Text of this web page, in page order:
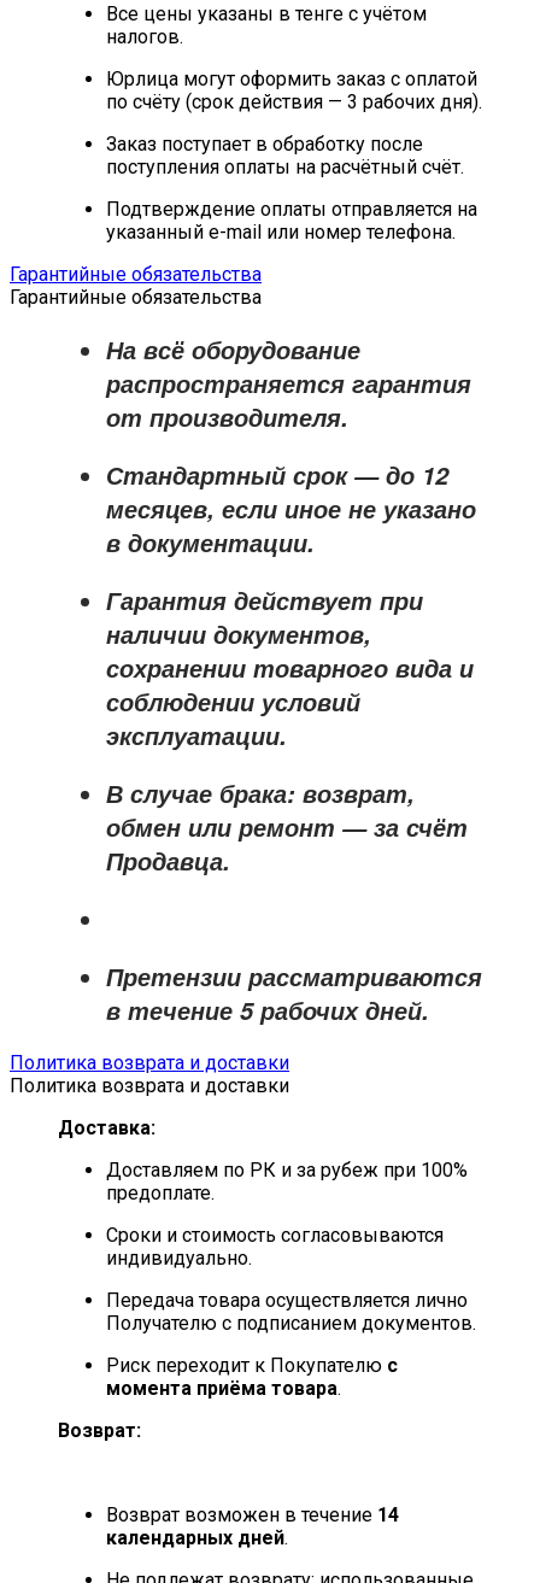
Все цены указаны в тенге с учётом
налогов.
Юрлица могут оформить заказ с оплатой
по счёту (срок действия — 3 рабочих дня).
Заказ поступает в обработку после
поступления оплаты на расчётный счёт.
Подтверждение оплаты отправляется на
указанный e-mail или номер телефона.
Гарантийные обязательства
Гарантийные обязательства
На всё оборудование
распространяется гарантия
от производителя.
Стандартный срок — до 12
месяцев, если иное не указано
в документации.
Гарантия действует при
наличии документов,
сохранении товарного вида и
соблюдении условий
эксплуатации.
В случае брака: возврат,
обмен или ремонт —за счёт
Продавца.
Претензии рассматриваются
в течение 5 рабочих дней.
Политика возврата и доставки
Политика возврата и доставки
Доставка:
Доставляем по РК и за рубеж при 100%
предоплате.
Сроки и стоимость согласовываются
индивидуально.
Передача товара осуществляется лично
Получателю с подписанием документов.
Риск переходит к Покупателю с
момента приёма товара.
Возврат:
Возврат возможен в течение 14
календарных дней.